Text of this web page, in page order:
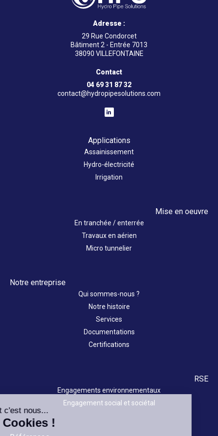
Salut c'est nous...
les Cookies !
Adresse :
29 Rue Condorcet
Bâtiment 2 - Entrée 7013
38090 VILLEFONTAINE
Contact
04 69 31 87 32
contact@hydropipesolutions.com
Applications
Assainissement
Hydro-électricité
Irrigation
Mise en oeuvre
En tranchée / enterrée
Travaux en aérien
Micro tunnelier
Notre entreprise
Qui sommes-nous ?
Notre histoire
Services
Documentations
Certifications
RSE
Engagements environnementaux
Engagement social et sociétal